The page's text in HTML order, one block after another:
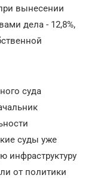
вынесении
дела - 12,8%,
суда
суды уже
инфраструктуру
от политики